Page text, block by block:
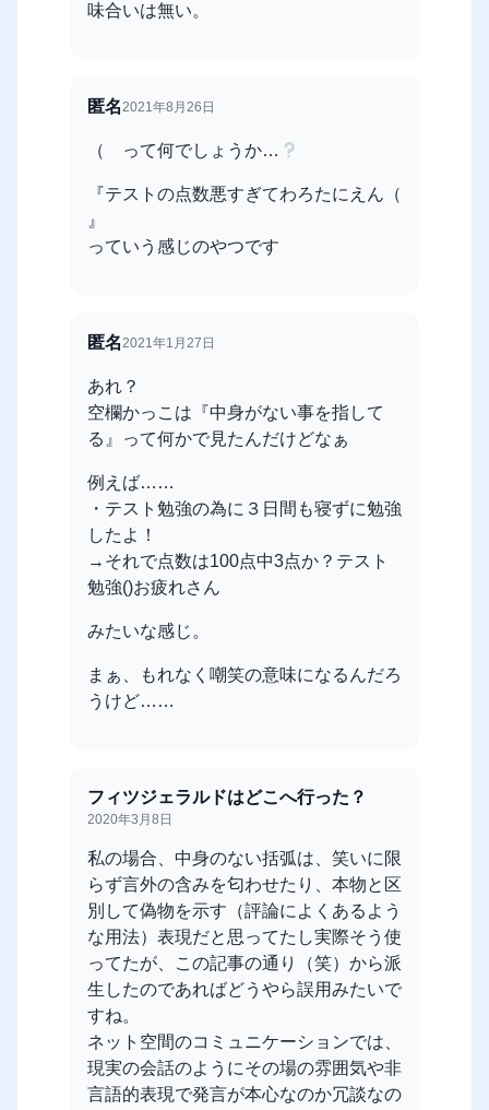
味合いは無い。
匿名2021年8月26日
（ って何でしょうか…
『テストの点数悪すぎてわろたにえん（
』
っていう感じのやつです
匿名2021年1月27日
あれ？
空欄かっこは『中身がない事を指して
る』って何かで見たんだけどなぁ
例えば……
・テスト勉強の為に３日間も寝ずに勉強
したよ！
→それで点数は100点中3点か？テスト
勉強()お疲れさん
みたいな感じ。
まぁ、もれなく嘲笑の意味になるんだろ
うけど……
フィツジェラルドはどこへ行った？
2020年3月8日
私の場合、中身のない括弧は、笑いに限
らず言外の含みを匂わせたり、本物と区
別して偽物を示す（評論によくあるよう
な用法）表現だと思ってたし実際そう使
ってたが、この記事の通り（笑）から派
生したのであればどうやら誤用みたいで
すね。
ネット空間のコミュニケーションでは、
現実の会話のようにその場の雰囲気や非
言語的表現で発言が本心なのか冗談なの